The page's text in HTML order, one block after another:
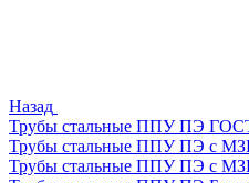
Назад
Трубы стальные ППУ ПЭ
Трубы стальные ППУ ПЭ с
Трубы стальные ППУ ПЭ с